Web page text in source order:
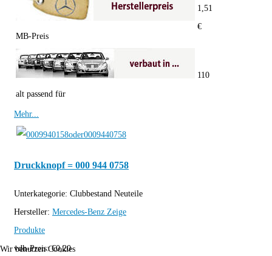
MB-Preis
1,51
€
alt passend für
110
Mehr...
Druckknopf = 000 944 0758
Unterkategorie: Clubbestand Neuteile
Hersteller: Mercedes-Benz Zeige
Produkte
vdh-Preis:€0,20
Wir benutzen Cookies